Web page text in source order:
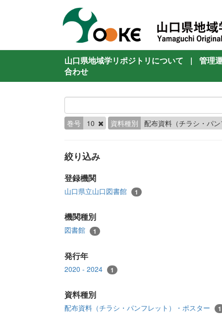
山口県地域学リポジトリについて |
管理
合わせ
巻号 10 資料種別 配布資料（チラシ・パ
絞り込み
登録機関
山口県立山口図書館 1
機関種別
図書館 1
発行年
2020 - 2024 1
資料種別
配布資料（チラシ・パンフレット）・ポスター 1